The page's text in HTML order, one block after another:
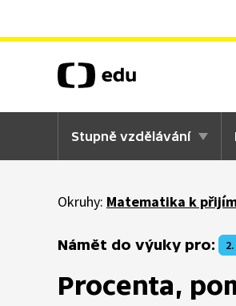
Stupně vzdělávání
Okruhy: Matematika k
Námět do výuky pro:
Procenta,